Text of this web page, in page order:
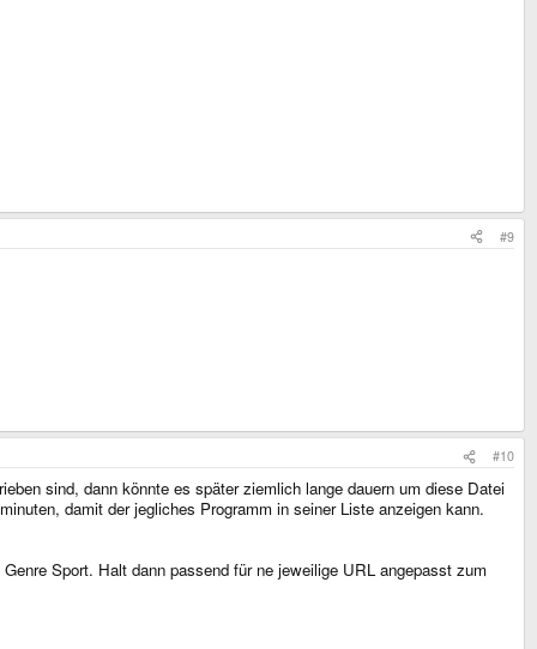
#9
#10
sind, dann könnte es später ziemlich lange dauern um diese Datei
damit der jegliches Programm in seiner Liste anzeigen kann.
Sport. Halt dann passend für ne jeweilige URL angepasst zum